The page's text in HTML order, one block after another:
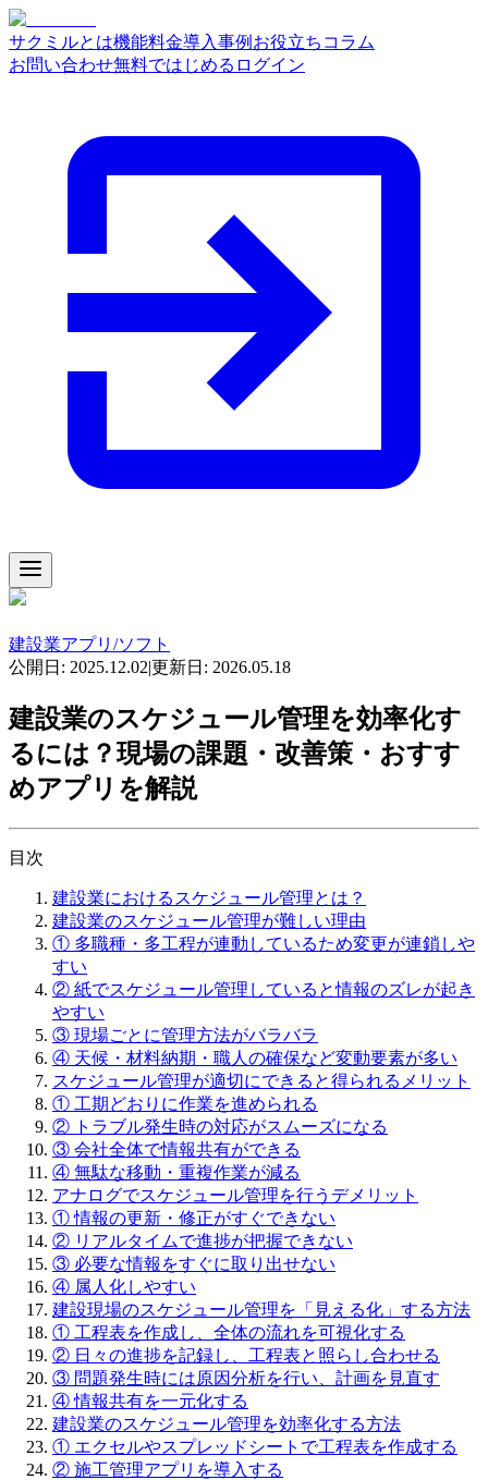
サクミルとは機能料金導入事例 お役立ちコラム
お問い合わせ無料ではじめる ログイン
建設業アプリ/ソフト
公開日: 2025.12.02|更新日: 2026.05.18
建設業のスケジュール管理を効率化す
るには？現場の課題・改善策・おすす
めアプリを解説
目次
建設業におけるスケジュール管理とは？
建設業のスケジュール管理が難しい理由
① 多職種・多工程が連動しているため変更が連鎖しや
すい
② 紙でスケジュール管理していると情報のズレが起き
やすい
③ 現場ごとに管理方法がバラバラ
④ 天候・材料納期・職人の確保など変動要素が多い
スケジュール管理が適切にできると得られるメリット
① 工期どおりに作業を進められる
② トラブル発生時の対応がスムーズになる
③ 会社全体で情報共有ができる
④ 無駄な移動・重複作業が減る
アナログでスケジュール管理を行うデメリット
① 情報の更新・修正がすぐできない
② リアルタイムで進捗が把握できない
③ 必要な情報をすぐに取り出せない
④ 属人化しやすい
建設現場のスケジュール管理を「見える化」する方法
① 工程表を作成し、全体の流れを可視化する
② 日々の進捗を記録し、工程表と照らし合わせる
③ 問題発生時には原因分析を行い、計画を見直す
④ 情報共有を一元化する
建設業のスケジュール管理を効率化する方法
① エクセルやスプレッドシートで工程表を作成する
② 施工管理アプリを導入する